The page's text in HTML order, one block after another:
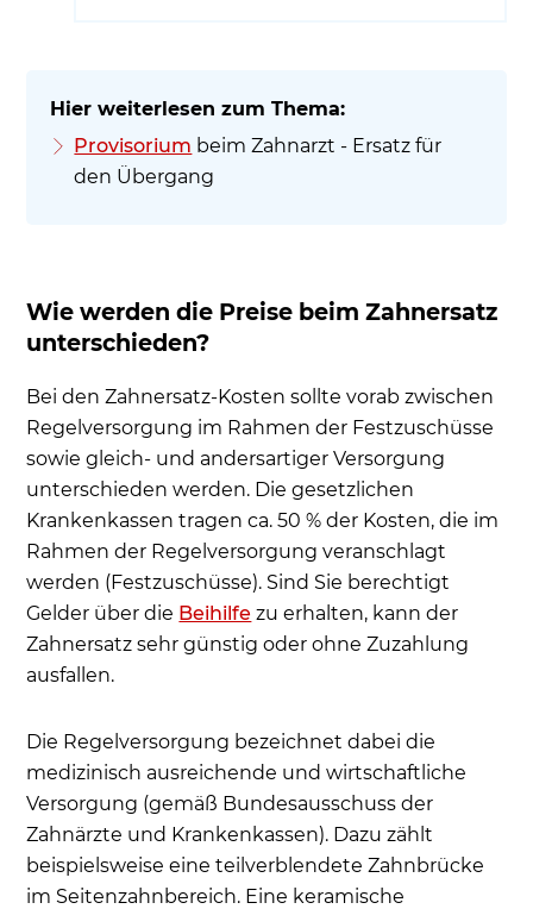
Provisorium beim Zahnarzt - Ersatz für
den Übergang
Wie werden die Preise beim Zahnersatz
unterschieden?
Bei den Zahnersatz-Kosten sollte vorab zwischen
Regelversorgung im Rahmen der Festzuschüsse
sowie gleich- und andersartiger Versorgung
unterschieden werden. Die gesetzlichen
Krankenkassen tragen ca. 50 % der Kosten, die im
Rahmen der Regelversorgung veranschlagt
werden (Festzuschüsse). Sind Sie berechtigt
Gelder über die Beihilfe zu erhalten, kann der
Zahnersatz sehr günstig oder ohne Zuzahlung
ausfallen.
Die Regelversorgung bezeichnet dabei die
medizinisch ausreichende und wirtschaftliche
Versorgung (gemäß Bundesausschuss der
Zahnärzte und Krankenkassen). Dazu zählt
beispielsweise eine teilverblendete Zahnbrücke
im Seitenzahnbereich. Eine keramische